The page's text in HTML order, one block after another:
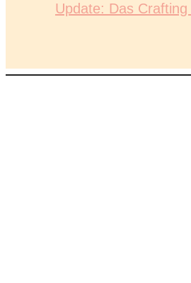
Update: Das